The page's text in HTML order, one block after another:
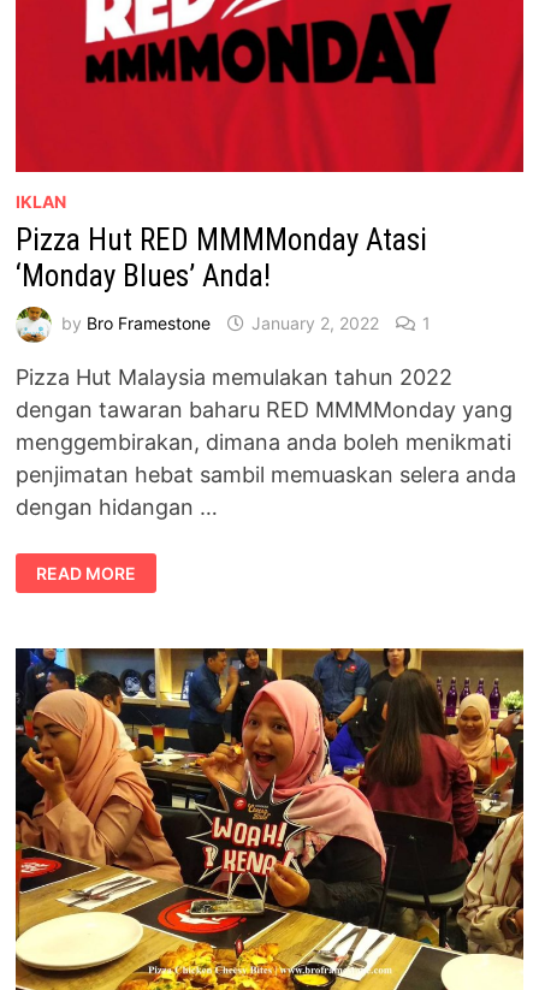
IKLAN
Pizza Hut RED MMMMonday Atasi
‘Monday Blues’ Anda!
by Bro Framestone January 2, 2022 1
Pizza Hut Malaysia memulakan tahun 2022
dengan tawaran baharu RED MMMMonday yang
menggembirakan, dimana anda boleh menikmati
penjimatan hebat sambil memuaskan selera anda
dengan hidangan …
PIZZA
HUT
RED
‘MONDAY
BLUES’
ANDA!
READ MORE